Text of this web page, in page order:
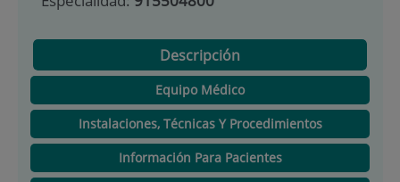
Descripción
Equipo Médico
Instalaciones, Técnicas Y Procedimientos
Información Para Pacientes